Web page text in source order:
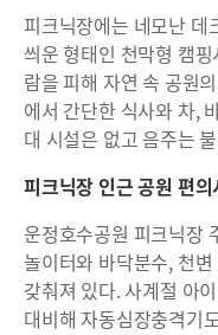
피크닉장에는 네모난 데
씌운 형태인 천막형 캠
람을 피해 자연 속 공원
에서 간단한 식사와 차,
대 시설은 없고 음주는
피크닉장 인근 공원 편의
운정호수공원 피크닉장
놀이터와 바닥분수, 천
갖춰져 있다. 사계절 아
대비해 자동심장충격기